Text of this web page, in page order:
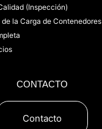
(Inspección)
la Carga de Contenedores
CONTACTO
Contacto